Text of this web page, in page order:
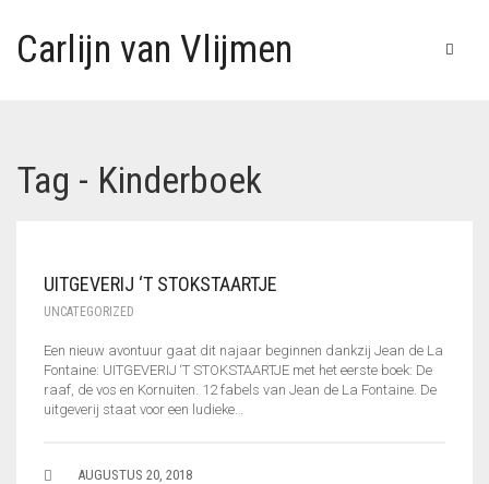
Carlijn van Vlijmen
Tag - Kinderboek
UITGEVERIJ ‘T STOKSTAARTJE
UNCATEGORIZED
Een nieuw avontuur gaat dit najaar beginnen dankzij Jean de La
Fontaine: UITGEVERIJ ‘T STOKSTAARTJE met het eerste boek: De
raaf, de vos en Kornuiten. 12 fabels van Jean de La Fontaine. De
uitgeverij staat voor een ludieke…
AUGUSTUS 20, 2018